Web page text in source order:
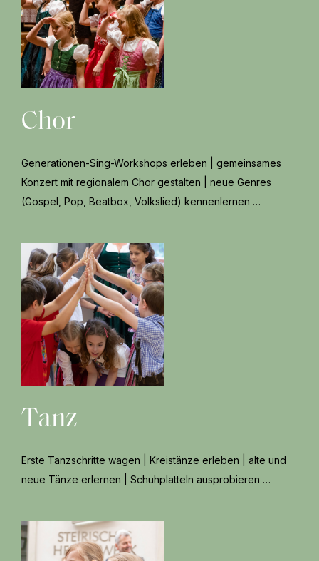
Chor
Generationen-Sing-Workshops erleben | gemeinsames
Konzert mit regionalem Chor gestalten | neue Genres
(Gospel, Pop, Beatbox, Volkslied) kennenlernen …
Tanz
Erste Tanzschritte wagen | Kreistänze erleben | alte und
neue Tänze erlernen | Schuhplatteln ausprobieren …